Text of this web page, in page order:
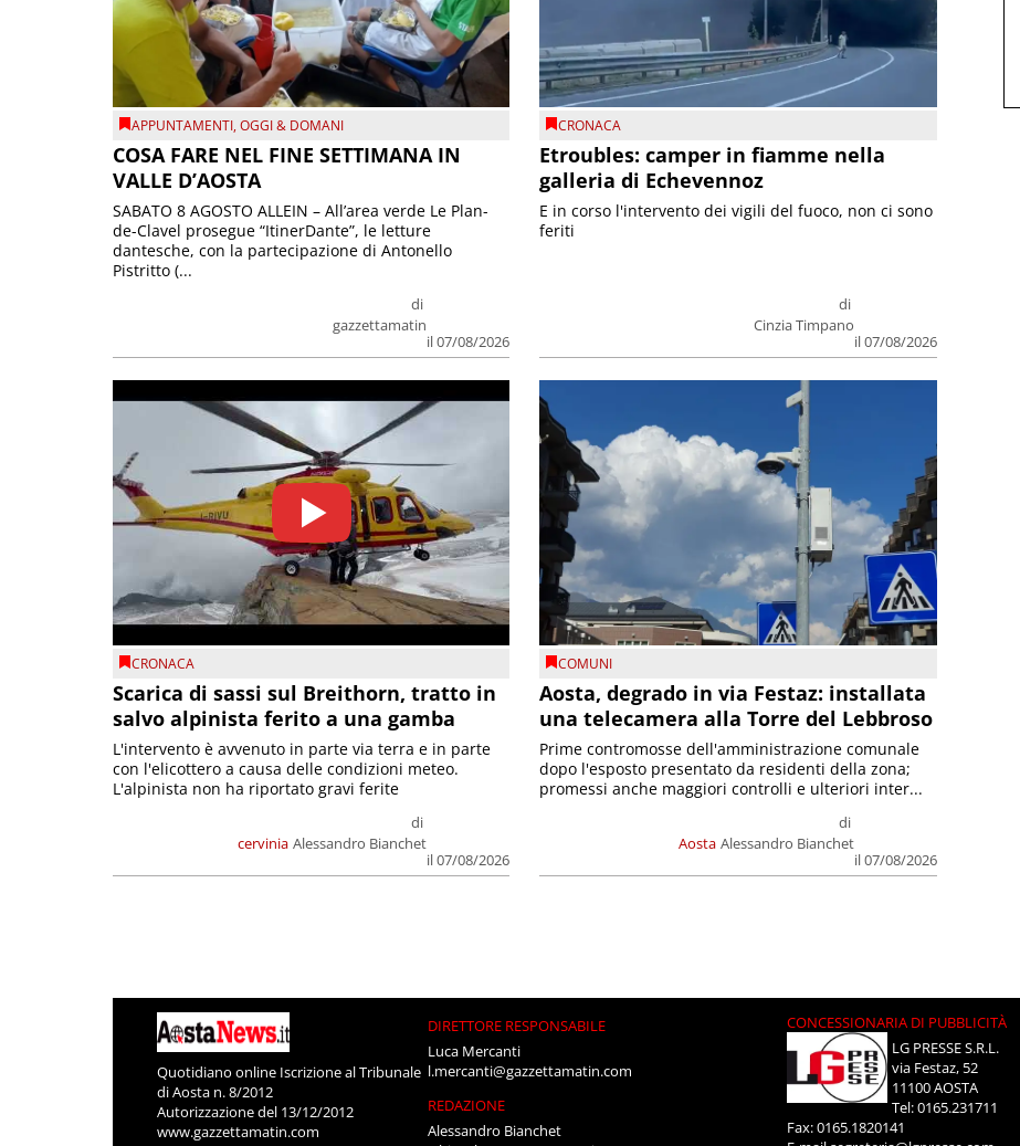
APPUNTAMENTI,OGGI & DOMANI
COSA FARE NEL FINE SETTIMANA IN
VALLE D’AOSTA
di
gazzettamatin
il 07/08/2026
SABATO 8 AGOSTO ALLEIN – All’area verde Le Plan-
de-Clavel prosegue “ItinerDante”, le letture
dantesche, con la partecipazione di Antonello
Pistritto (...
CRONACA
Etroubles: camper in fiamme nella
galleria di Echevennoz
di
Cinzia Timpano
il 07/08/2026
E in corso l'intervento dei vigili del fuoco, non ci sono
feriti
CRONACA
Scarica di sassi sul Breithorn, tratto in
salvo alpinista ferito a una gamba
cervinia
di
Alessandro Bianchet
il 07/08/2026
L'intervento è avvenuto in parte via terra e in parte
con l'elicottero a causa delle condizioni meteo.
L'alpinista non ha riportato gravi ferite
COMUNI
Aosta, degrado in via Festaz: installata
una telecamera alla Torre del Lebbroso
Aosta
di
Alessandro Bianchet
il 07/08/2026
Prime contromosse dell'amministrazione comunale
dopo l'esposto presentato da residenti della zona;
promessi anche maggiori controlli e ulteriori inter...
Quotidiano online Iscrizione al Tribunale
di Aosta n. 8/2012
Autorizzazione del 13/12/2012
www.gazzettamatin.com
DIRETTORE RESPONSABILE
Luca Mercanti
l.mercanti@gazzettamatin.com
REDAZIONE
Alessandro Bianchet
CONCESSIONARIA DI PUBBLICITÀ
LG PRESSE S.R.L.
via Festaz, 52
11100 AOSTA
Tel: 0165.231711
Fax: 0165.1820141